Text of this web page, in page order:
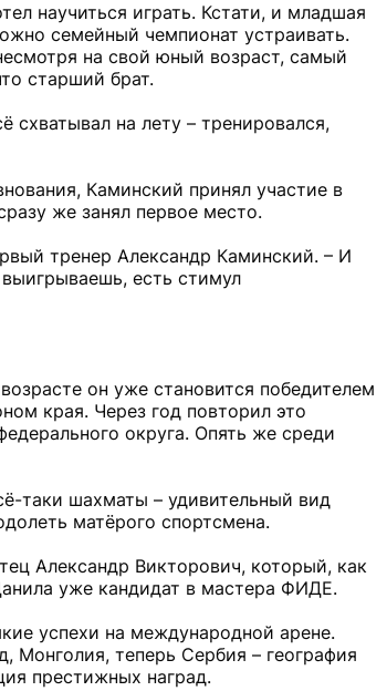
научиться играть. Кстати, и младшая
семейный чемпионат устраивать.
на свой юный возраст, самый
старший брат.
на лету – тренировался,
Каминский принял участие в
же занял первое место.
тренер Александр Каминский. – И
есть стимул
он уже становится победителем
края. Через год повторил это
округа. Опять же среди
таки шахматы – удивительный вид
матёрого спортсмена.
Александр Викторович, который, как
уже кандидат в мастера ФИДЕ.
успехи на международной арене.
Монголия, теперь Сербия – география
престижных наград.